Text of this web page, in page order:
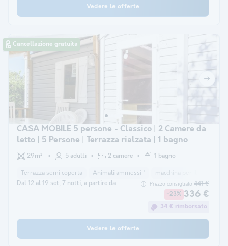
Vedere le offerte
Cancellazione gratuita
CASA MOBILE 5 persone - Classico | 2 Camere da
letto | 5 Persone | Terrazza rialzata | 1 bagno
29m² 5 adulti 2 camere 1 bagno
Terrazza semi coperta Animali ammessi * macchina per il caffè
Dal 12 al 19 set, 7 notti, a partire da Prezzo consigliato:441 €
-23% 336 €
34 € rimborsato
Vedere le offerte